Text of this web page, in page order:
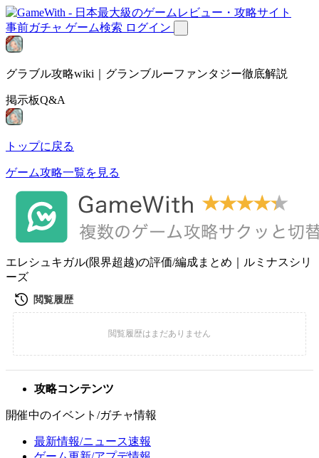
事前ガチャ ゲーム検索 ログイン
グラブル攻略wiki｜グランブルーファンタジー徹底解説
掲示板Q&A
トップに戻る
ゲーム攻略一覧を見る
エレシュキガル(限界超越)の評価/編成まとめ｜ルミナスシリ
ーズ
攻略コンテンツ
開催中のイベント/ガチャ情報
最新情報/ニュース速報